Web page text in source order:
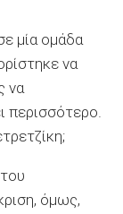
μία ομάδα
να
να
περισσότερο.
όμως,